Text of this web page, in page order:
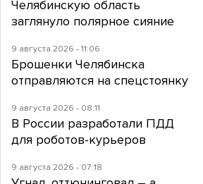
Челябинскую область
заглянуло полярное сияние
9 августа 2026 - 11:06
Брошенки Челябинска
отправляются на спецстоянку
9 августа 2026 - 08:11
В России разработали ПДД
для роботов-курьеров
9 августа 2026 - 07:18